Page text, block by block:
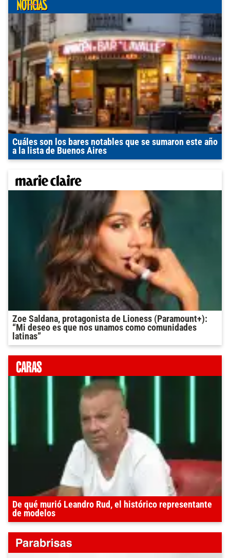
Cuáles son los bares notables que se sumaron este año
a la lista de Buenos Aires
Zoe Saldana, protagonista de Lioness (Paramount+):
“Mi deseo es que nos unamos como comunidades
latinas”
De qué murió Leandro Rud, el histórico representante
de modelos